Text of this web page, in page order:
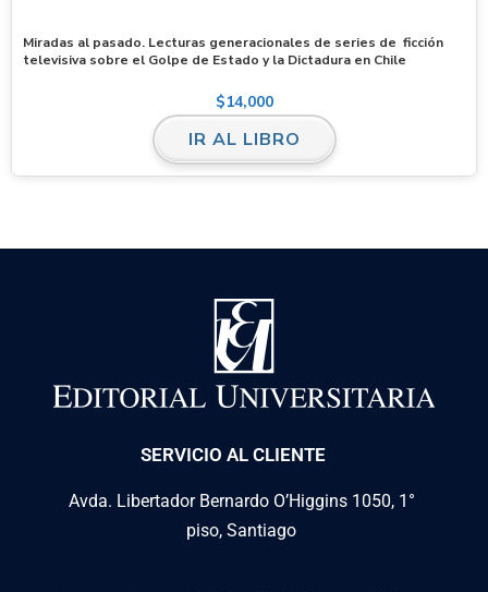
Miradas al pasado. Lecturas generacionales de series de ficción
televisiva sobre el Golpe de Estado y la Dictadura en Chile
$14,000
IR AL LIBRO
SERVICIO AL CLIENTE
Avda. Libertador Bernardo O’Higgins 1050, 1°
piso, Santiago